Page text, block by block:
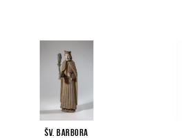
Šv. Barbora